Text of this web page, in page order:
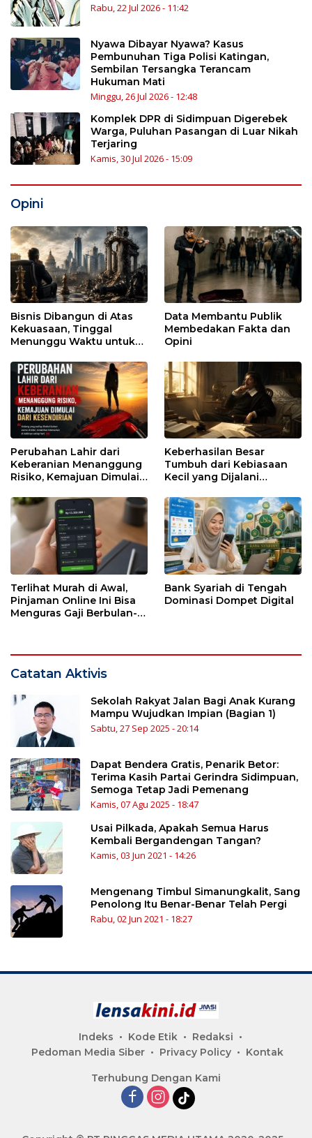
Rabu, 22 Jul 2026 - 11:42
Nyawa Dibayar Nyawa? Kasus
Pembunuhan Tiga Polisi Katingan,
Sembilan Tersangka Terancam
Hukuman Mati
Minggu, 26 Jul 2026 - 12:48
Komplek DPR di Sidimpuan Digerebek
Warga, Puluhan Pasangan di Luar Nikah
Terjaring
Kamis, 30 Jul 2026 - 15:09
Opini
Bisnis Dibangun di Atas
Kekuasaan, Tinggal
Menunggu Waktu untuk
Data Membantu Publik
Membedakan Fakta dan
Opini
Perubahan Lahir dari
Keberanian Menanggung
Risiko, Kemajuan Dimulai
Keberhasilan Besar
Tumbuh dari Kebiasaan
Kecil yang Dijalani
Terlihat Murah di Awal,
Pinjaman Online Ini Bisa
Menguras Gaji Berbulan-
Bank Syariah di Tengah
Dominasi Dompet Digital
Catatan Aktivis
Sekolah Rakyat Jalan Bagi Anak Kurang
Mampu Wujudkan Impian (Bagian 1)
Sabtu, 27 Sep 2025 - 20:14
Dapat Bendera Gratis, Penarik Betor:
Terima Kasih Partai Gerindra Sidimpuan,
Semoga Tetap Jadi Pemenang
Kamis, 07 Agu 2025 - 18:47
Usai Pilkada, Apakah Semua Harus
Kembali Bergandengan Tangan?
Kamis, 03 Jun 2021 - 14:26
Mengenang Timbul Simanungkalit, Sang
Penolong Itu Benar-Benar Telah Pergi
Rabu, 02 Jun 2021 - 18:27
Indeks Kode Etik
Redaksi
Pedoman Media Siber
Privacy Policy Kontak
Terhubung Dengan Kami